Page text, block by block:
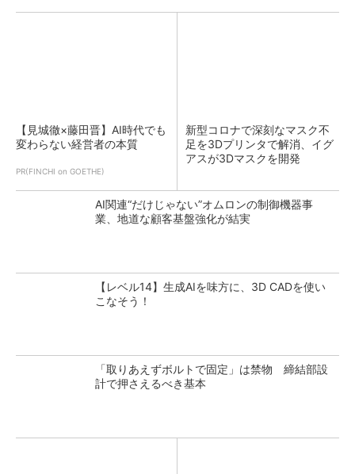
【見城徹×藤田晋】AI時代でも
変わらない経営者の本質
PR(FINCHI on GOETHE)
新型コロナで深刻なマスク不
足を3Dプリンタで解消、イグ
アスが3Dマスクを開発
AI関連“だけじゃない”オムロンの制御機器事
業、地道な顧客基盤強化が結実
【レベル14】生成AIを味方に、3D CADを使い
こなそう！
「取りあえずボルトで固定」は禁物 締結部設
計で押さえるべき基本